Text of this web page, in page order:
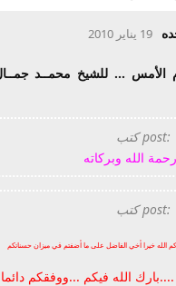
19 يناير 2010
... للشيخ محمــد
الله وبركاته
الله خيرا أخي الفاضل على ما أضفتم في ميزان حسناتكم
الله فيكم ...ووفقكم دائما